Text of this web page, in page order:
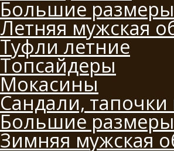
Большие
Летняя мужская
Туфли летние
Топсайдеры
Мокасины
Сандали,
Большие
Зимняя мужская